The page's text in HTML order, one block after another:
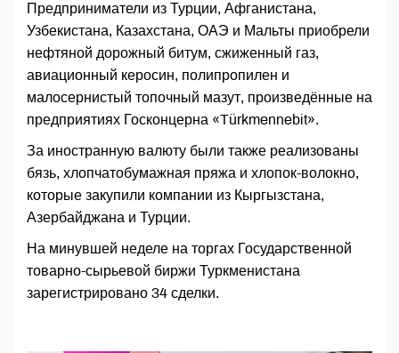
Предприниматели из Турции, Афганистана,
Узбекистана, Казахстана, ОАЭ и Мальты приобрели
нефтяной дорожный битум, сжиженный газ,
авиационный керосин, полипропилен и
малосернистый топочный мазут, произведённые на
предприятиях Госконцерна «Türkmennebit».
За иностранную валюту были также реализованы
бязь, хлопчатобумажная пряжа и хлопок-волокно,
которые закупили компании из Кыргызстана,
Азербайджана и Турции.
На минувшей неделе на торгах Государственной
товарно-сырьевой биржи Туркменистана
зарегистрировано 34 сделки.